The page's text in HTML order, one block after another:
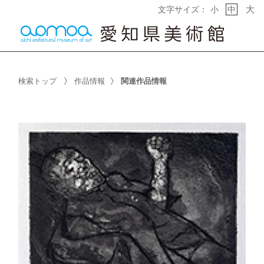
文字サイズ： 小 中 大
検索トップ 作品情報 関連作品情報